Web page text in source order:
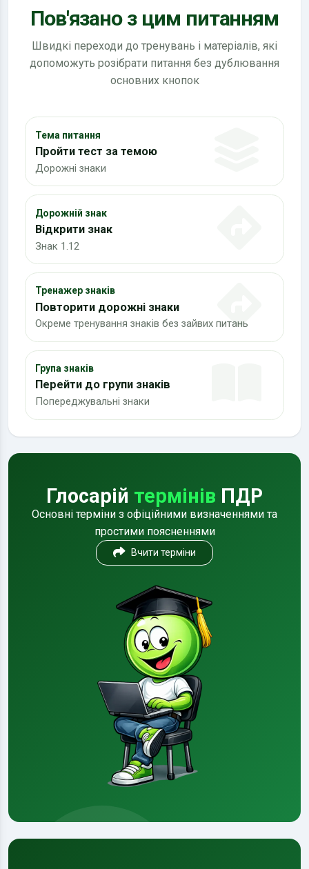
Пов'язано з цим питанням
Швидкі переходи до тренувань і матеріалів, які
допоможуть розібрати питання без дублювання
основних кнопок
Тема питання
Пройти тест за темою
Дорожні знаки
Дорожній знак
Відкрити знак
Знак 1.12
Тренажер знаків
Повторити дорожні знаки
Окреме тренування знаків без зайвих питань
Група знаків
Перейти до групи знаків
Попереджувальні знаки
Глосарій термінів ПДР
Основні терміни з офіційними визначеннями та
простими поясненнями
Вчити терміни